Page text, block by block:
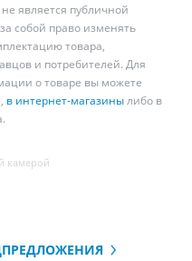
является публичной
собой право изменять
товара,
и потребителей. Для
о товаре вы можете
, в интернет-магазинылибо в
камерой